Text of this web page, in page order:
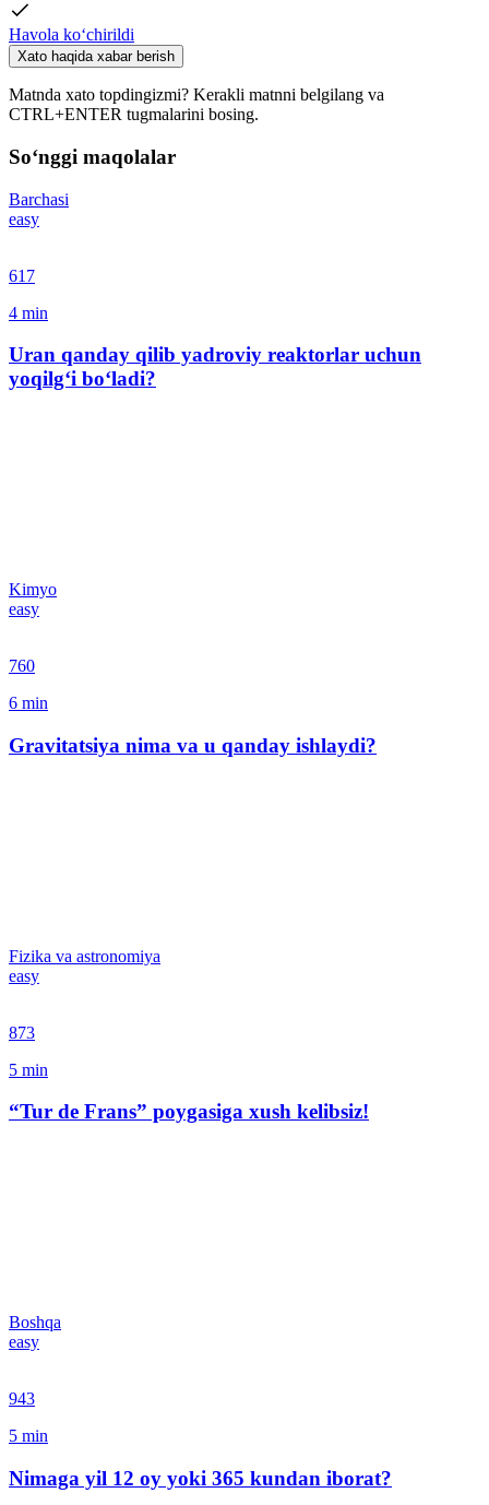
Havola ko‘chirildi
Xato haqida xabar berish
Matnda xato topdingizmi? Kerakli matnni belgilang va
CTRL+ENTER tugmalarini bosing.
So‘nggi maqolalar
Barchasi
easy
617
4 min
Uran qanday qilib yadroviy reaktorlar uchun
yoqilg‘i bo‘ladi?
Kimyo
easy
760
6 min
Gravitatsiya nima va u qanday ishlaydi?
Fizika va astronomiya
easy
873
5 min
“Tur de Frans” poygasiga xush kelibsiz!
Boshqa
easy
943
5 min
Nimaga yil 12 oy yoki 365 kundan iborat?